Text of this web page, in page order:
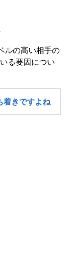
ルの高い相手の
る要因につい
着きですよね